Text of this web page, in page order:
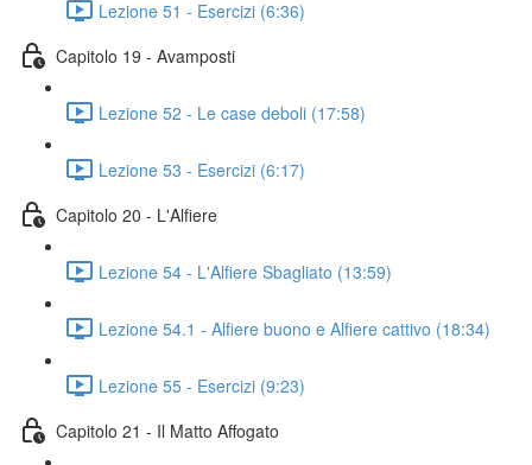
Lezione 51 - Esercizi (6:36)
Capitolo 19 - Avamposti
Lezione 52 - Le case deboli (17:58)
Lezione 53 - Esercizi (6:17)
Capitolo 20 - L'Alfiere
Lezione 54 - L'Alfiere Sbagliato (13:59)
Lezione 54.1 - Alfiere buono e Alfiere cattivo (18:34)
Lezione 55 - Esercizi (9:23)
Capitolo 21 - Il Matto Affogato